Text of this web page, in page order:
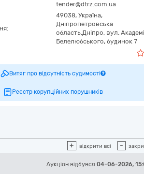
tender@dtrz.com.ua
49038, Україна,
Дніпропетровська
область,Дніпро, вул.
Белелюбського, будинок 7
Витяг про відсутність судимості
Реєстр корупційних порушників
+ відкрити всі -
Аукціон відбувся 04-06-2026,